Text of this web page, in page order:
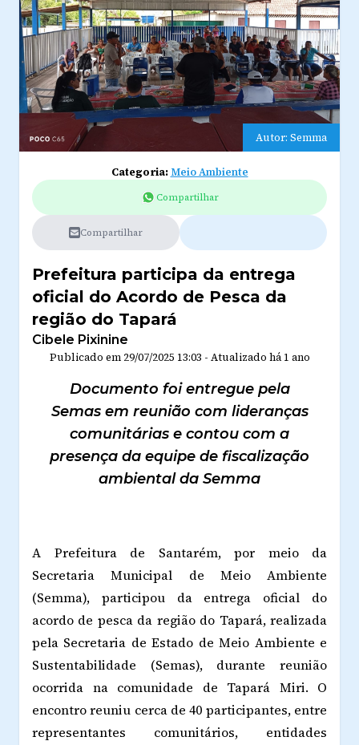
Autor: Semma
Categoria:Meio Ambiente
Compartilhar
Compartilhar
Prefeitura participa da entrega
oficial do Acordo de Pesca da
região do Tapará
Cibele Pixinine
Publicado em 29/07/2025 13:03 - Atualizado há 1 ano
Documento foi entregue pela
Semas em reunião com lideranças
comunitárias e contou com a
presença da equipe de fiscalização
ambiental da Semma
A Prefeitura de Santarém, por meio da
Secretaria Municipal de Meio Ambiente
(Semma), participou da entrega oficial do
acordo de pesca da região do Tapará, realizada
pela Secretaria de Estado de Meio Ambiente e
Sustentabilidade (Semas), durante reunião
ocorrida na comunidade de Tapará Miri. O
encontro reuniu cerca de 40 participantes, entre
representantes comunitários, entidades